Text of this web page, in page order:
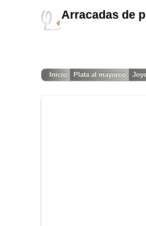
Arracadas de
Inicio Plata al mayoreo